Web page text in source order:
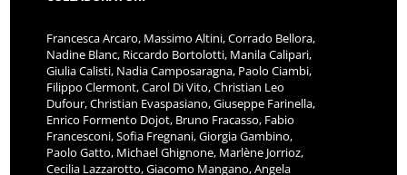
Francesca Arcaro, Massimo Altini, Corrado Bellora,
Nadine Blanc, Riccardo Bortolotti, Manila Calipari,
Giulia Calisti, Nadia Camposaragna, Paolo Ciambi,
Filippo Clermont, Carol Di Vito, Christian Leo
Dufour, Christian Evaspasiano, Giuseppe Farinella,
Enrico Formento Dojot, Bruno Fracasso, Fabio
Francesconi, Sofia Fregnani, Giorgia Gambino,
Paolo Gatto, Michael Ghignone, Marlène Jorrioz,
Cecilia Lazzarotto, Giacomo Mangano, Angela